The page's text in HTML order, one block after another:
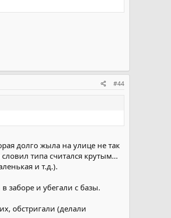
#44
долго жыла на улице не так
типа считался крутым...
и т.д.).
заборе и убегали с базы.
обстригали (делали